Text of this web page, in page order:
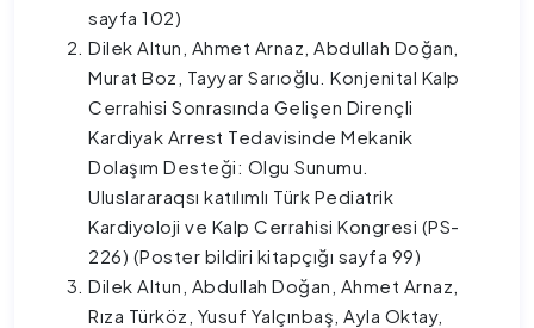
sayfa 102)
Dilek Altun, Ahmet Arnaz, Abdullah Doğan,
Murat Boz, Tayyar Sarıoğlu. Konjenital Kalp
Cerrahisi Sonrasında Gelişen Dirençli
Kardiyak Arrest Tedavisinde Mekanik
Dolaşım Desteği: Olgu Sunumu.
Uluslararaqsı katılımlı Türk Pediatrik
Kardiyoloji ve Kalp Cerrahisi Kongresi (PS-
226) (Poster bildiri kitapçığı sayfa 99)
Dilek Altun, Abdullah Doğan, Ahmet Arnaz,
Rıza Türköz, Yusuf Yalçınbaş, Ayla Oktay,